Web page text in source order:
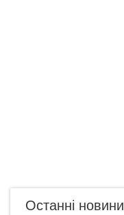
Останні новини